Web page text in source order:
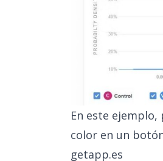
En este
color en un
getapp.es